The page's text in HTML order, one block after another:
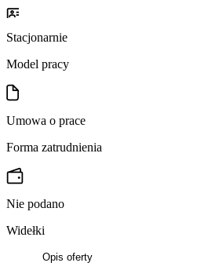
Stacjonarnie
Model pracy
Umowa o prace
Forma zatrudnienia
Nie podano
Widełki
Opis oferty